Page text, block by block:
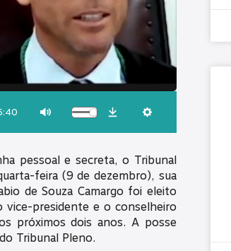
pessoal e secreta, o Tribunal
feira (9 de dezembro), sua
de Souza Camargo foi eleito
vice-presidente e o conselheiro
próximos dois anos. A posse
Tribunal Pleno.